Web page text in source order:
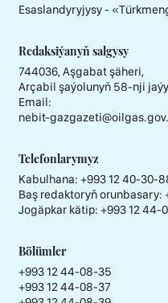
Esaslandyryjysy -
Redaksiýanyň salgysy
744036, Aşgabat şäheri,
Arçabil şaýolunyň 58-nji jaýy
Email:
nebit-
Telefonlarymyz
Kabulhana: +993 12 40-30-
Baş redaktoryň orunbasary:
Jogäpkar kätip: +993 12 44-
Bölümler
+993 12 44-08-35
+993 12 44-08-37